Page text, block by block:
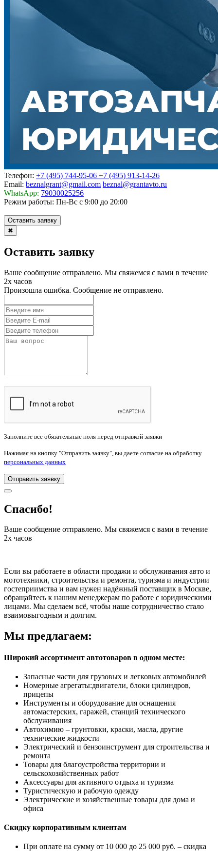
Телефон: +7 (495) 744-95-06 +7 (495) 913-14-26
Email: beznalgrant@gmail.com beznal@grantavto.ru
WhatsApp: 79030025256
Режим работы: Пн-Вс с 9:00 до 20:00
Оставить заявку
✖
Оставить заявку
Ваше сообщение отправлено. Мы свяжемся с вами в течение
2х часов
Произошла ошибка. Сообщение не отправлено.
Заполните все обязательные поля перед отправкой заявки
Нажимая на кнопку "Отправить заявку", вы даете согласие на обработку
персональных данных
Отправить заявку
Спасибо!
Ваше сообщение отправлено. Мы свяжемся с вами в течение
2х часов
Если вы работаете в области продажи и обслуживания авто и
мототехники, строительства и ремонта, туризма и индустрии
гостеприимства и вам нужен надёжный поставщик в Москве,
обращайтесь к нашим менеджерам по работе с юридическими
лицами. Мы сделаем всё, чтобы наше сотрудничество стало
взаимовыгодным и долгим.
Мы предлагаем:
Широкий ассортимент автотоваров в одном месте:
Запасные части для грузовых и легковых автомобилей
Номерные агрегаты:двигатели, блоки цилиндров,
прицепы
Инструменты и оборудование для оснащения
автомастерских, гаражей, станций технического
обслуживания
Автохимию – грунтовки, краски, масла, другие
технические жидкости
Электрический и бензоинструмент для строительства и
ремонта
Товары для благоустройства территории и
сельскохозяйственных работ
Аксессуары для активного отдыха и туризма
Туристическую и рабочую одежду
Электрические и хозяйственные товары для дома и
офиса
Скидку корпоративным клиентам
При оплате на сумму от 10 000 до 25 000 руб. – скидка